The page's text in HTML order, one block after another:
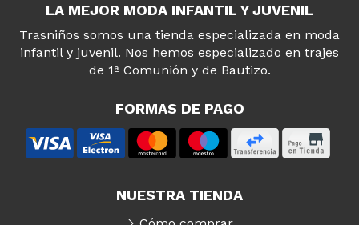
LA MEJOR MODA INFANTIL Y JUVENIL
Trasniños somos una tienda especializada en moda
infantil y juvenil. Nos hemos especializado en trajes
de 1ª Comunión y de Bautizo.
FORMAS DE PAGO
NUESTRA TIENDA